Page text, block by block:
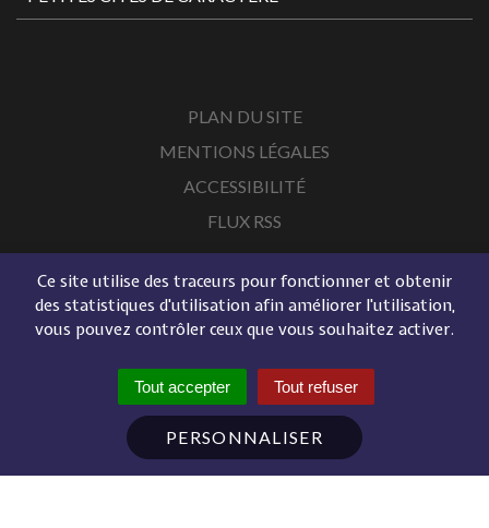
Ce site utilise des traceurs pour fonctionner et obtenir
des statistiques d'utilisation afin améliorer l'utilisation,
vous pouvez contrôler ceux que vous souhaitez activer.
Tout accepter Tout refuser
PERSONNALISER
PLAN DU SITE
MENTIONS LÉGALES
ACCESSIBILITÉ
FLUX RSS